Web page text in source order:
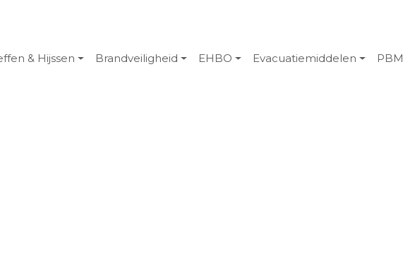
& Hijssen Brandveiligheid EHBO Evacuatiemiddelen PBM